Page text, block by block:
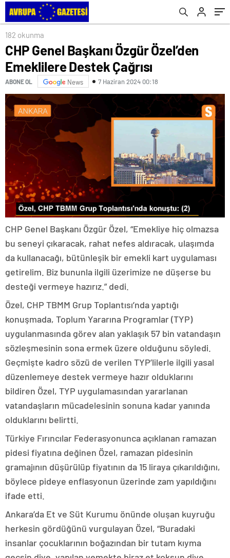
182 okunma
CHP Genel Başkanı Özgür Özel’den
Emeklilere Destek Çağrısı
ABONE OL News 7 Haziran 2024 00:18
CHP Genel Başkanı Özgür Özel, “Emekliye hiç olmazsa
bu seneyi çıkaracak, rahat nefes aldıracak, ulaşımda
da kullanacağı, bütünleşik bir emekli kart uygulaması
getirelim. Biz bununla ilgili üzerimize ne düşerse bu
desteği vermeye hazırız.” dedi.
Özel, CHP TBMM Grup Toplantısı’nda yaptığı
konuşmada, Toplum Yararına Programlar (TYP)
uygulanmasında görev alan yaklaşık 57 bin vatandaşın
sözleşmesinin sona ermek üzere olduğunu söyledi.
Geçmişte kadro sözü de verilen TYP’lilerle ilgili yasal
düzenlemeye destek vermeye hazır olduklarını
bildiren Özel, TYP uygulamasından yararlanan
vatandaşların mücadelesinin sonuna kadar yanında
olduklarını belirtti.
Türkiye Fırıncılar Federasyonunca açıklanan ramazan
pidesi fiyatına değinen Özel, ramazan pidesinin
gramajının düşürülüp fiyatının da 15 liraya çıkarıldığını,
böylece pideye enflasyonun üzerinde zam yapıldığını
ifade etti.
Ankara’da Et ve Süt Kurumu önünde oluşan kuyruğu
herkesin gördüğünü vurgulayan Özel, “Buradaki
insanlar çocuklarının boğazından bir tutam kıyma